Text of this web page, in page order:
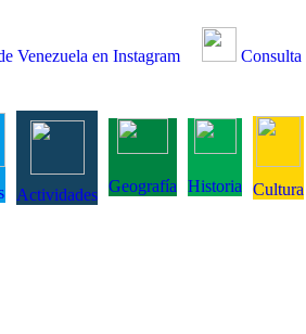
Venezuela en Instagram
Consulta
Actividades Geografía Historia Cultura